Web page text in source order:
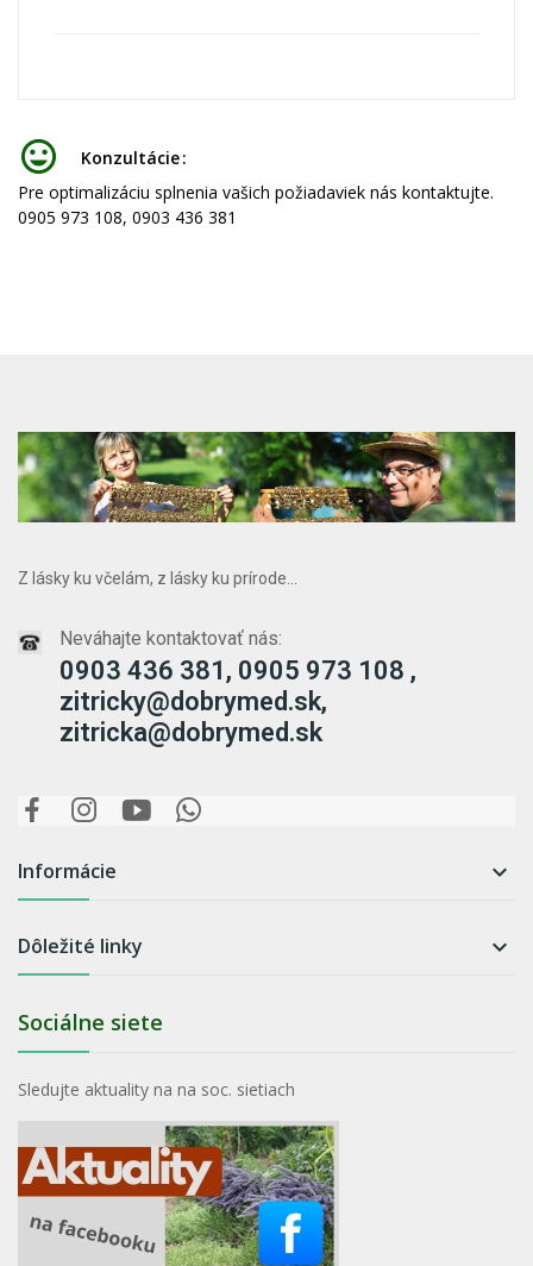
Konzultácie
Pre optimalizáciu splnenia vašich požiadaviek nás kontaktujte.
0905 973 108, 0903 436 381
Z lásky ku včelám, z lásky ku prírode...
Neváhajte kontaktovať nás:
0903 436 381, 0905 973 108 ,
zitricky@dobrymed.sk,
zitricka@dobrymed.sk
Informácie 
Dôležité linky 
Sociálne siete
Sledujte aktuality na na soc. sietiach